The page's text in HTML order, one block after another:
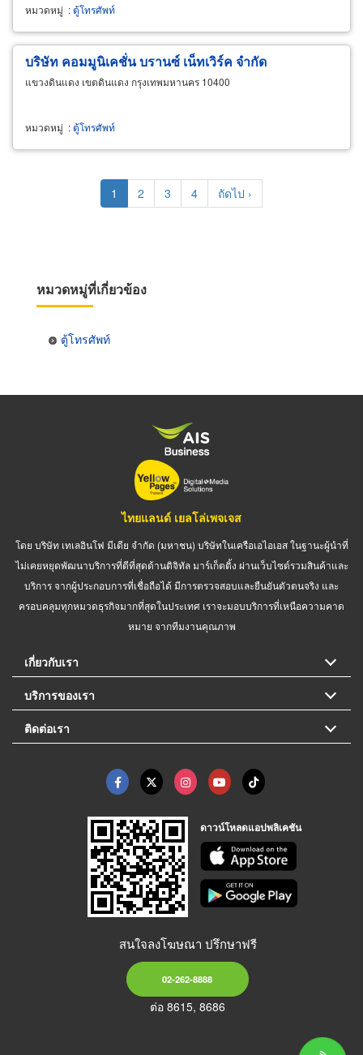
หมวดหมู่ :ตู้โทรศัพท์
บริษัท คอมมูนิเคชั่น บรานซ์ เน็ทเวิร์ค จำกัด
แขวงดินแดง เขตดินแดง กรุงเทพมหานคร 10400
หมวดหมู่ :ตู้โทรศัพท์
Current
page
1 Page
2 Page
3 Page
4
Next
page
ถัดไป ›
หมวดหมู่ที่เกี่ยวข้อง
ตู้โทรศัพท์
ไทยแลนด์ เยลโล่เพจเจส
โดย บริษัท เทเลอินโฟ มีเดีย จำกัด (มหาชน) บริษัทในเครือเอไอเอส ในฐานะผู้นำที่
ไม่เคยหยุดพัฒนาบริการที่ดีที่สุดด้านดิจิทัล มาร์เก็ตติ้ง ผ่านเว็บไซต์รวมสินค้าและ
บริการ จากผู้ประกอบการที่เชื่อถือได้ มีการตรวจสอบและยืนยันตัวตนจริง และ
ครอบคลุมทุกหมวดธุรกิจมากที่สุดในประเทศ เราจะมอบบริการที่เหนือความคาด
หมาย จากทีมงานคุณภาพ
เกี่ยวกับเรา
บริการของเรา
ติดต่อเรา
ดาวน์โหลดแอปพลิเคชัน
สนใจลงโฆษณา ปรึกษาฟรี
02-262-8888
ต่อ 8615, 8686